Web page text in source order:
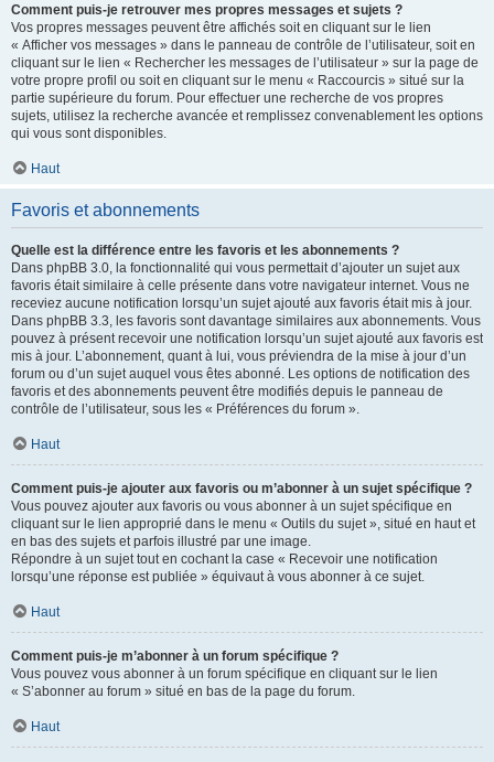
Comment puis-je retrouver mes propres messages et sujets ?
Vos propres messages peuvent être affichés soit en cliquant sur le lien
« Afficher vos messages » dans le panneau de contrôle de l’utilisateur, soit en
cliquant sur le lien « Rechercher les messages de l’utilisateur » sur la page de
votre propre profil ou soit en cliquant sur le menu « Raccourcis » situé sur la
partie supérieure du forum. Pour effectuer une recherche de vos propres
sujets, utilisez la recherche avancée et remplissez convenablement les options
qui vous sont disponibles.
Haut
Favoris et abonnements
Quelle est la différence entre les favoris et les abonnements ?
Dans phpBB 3.0, la fonctionnalité qui vous permettait d’ajouter un sujet aux
favoris était similaire à celle présente dans votre navigateur internet. Vous ne
receviez aucune notification lorsqu’un sujet ajouté aux favoris était mis à jour.
Dans phpBB 3.3, les favoris sont davantage similaires aux abonnements. Vous
pouvez à présent recevoir une notification lorsqu’un sujet ajouté aux favoris est
mis à jour. L’abonnement, quant à lui, vous préviendra de la mise à jour d’un
forum ou d’un sujet auquel vous êtes abonné. Les options de notification des
favoris et des abonnements peuvent être modifiés depuis le panneau de
contrôle de l’utilisateur, sous les « Préférences du forum ».
Haut
Comment puis-je ajouter aux favoris ou m’abonner à un sujet spécifique ?
Vous pouvez ajouter aux favoris ou vous abonner à un sujet spécifique en
cliquant sur le lien approprié dans le menu « Outils du sujet », situé en haut et
en bas des sujets et parfois illustré par une image.
Répondre à un sujet tout en cochant la case « Recevoir une notification
lorsqu’une réponse est publiée » équivaut à vous abonner à ce sujet.
Haut
Comment puis-je m’abonner à un forum spécifique ?
Vous pouvez vous abonner à un forum spécifique en cliquant sur le lien
« S’abonner au forum » situé en bas de la page du forum.
Haut